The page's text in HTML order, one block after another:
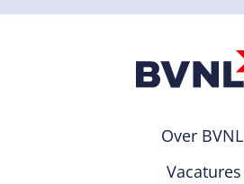
Over BVNL
Vacatures